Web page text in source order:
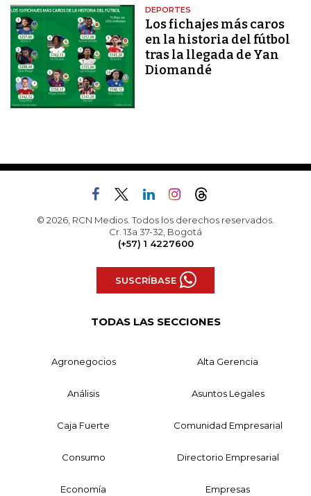
DEPORTES
Los fichajes más caros
en la historia del fútbol
tras la llegada de Yan
Diomandé
© 2026, RCN Medios. Todos los derechos reservados.
Cr. 13a 37-32, Bogotá
(+57) 1 4227600
SUSCRÍBASE
TODAS LAS SECCIONES
Agronegocios Alta Gerencia
Análisis Asuntos Legales
Caja Fuerte Comunidad Empresarial
Consumo Directorio Empresarial
Economía Empresas